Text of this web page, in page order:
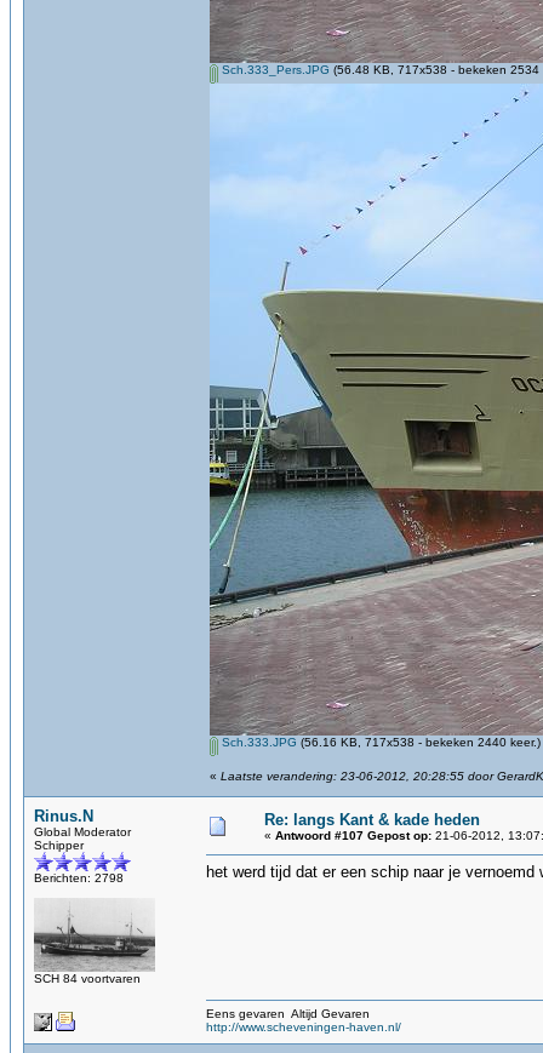
Sch.333_Pers.JPG (56.48 KB, 717x538 - bekeken 2534
Sch.333.JPG (56.16 KB, 717x538 - bekeken 2440 keer.)
« Laatste verandering: 23-06-2012, 20:28:55 door
Rinus.N
Global Moderator
Schipper
Berichten: 2798
SCH 84 voortvaren
Re: langs Kant & kade heden
« Antwoord #107 Gepost op: 21-06-2012,
het werd tijd dat er een schip naar je vernoemd
Eens gevaren Altijd Gevaren
http://www.scheveningen-haven.nl/